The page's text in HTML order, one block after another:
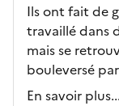
Ils ont fait de
travaillé dans
mais se
bouleversé
En savoir plus...